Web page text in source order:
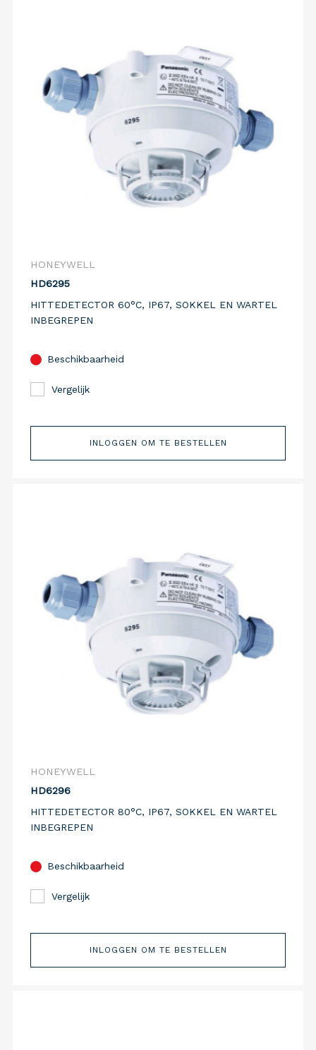
HONEYWELL
HD6295
HITTEDETECTOR 60°C, IP67, SOKKEL EN WARTEL
INBEGREPEN
Beschikbaarheid
Vergelijk
INLOGGEN OM TE BESTELLEN
HONEYWELL
HD6296
HITTEDETECTOR 80°C, IP67, SOKKEL EN WARTEL
INBEGREPEN
Beschikbaarheid
Vergelijk
INLOGGEN OM TE BESTELLEN